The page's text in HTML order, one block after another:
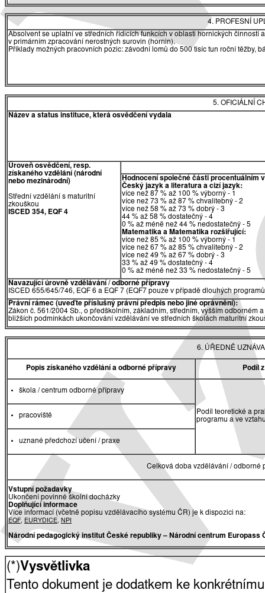
4. PROFESNÍ
Absolvent se uplatní ve středních řídicích funkcích v oblasti hornických
v primárním zpracování nerostných surovin (hornin).
Příklady možných pracovních pozic: závodní lomů do 500 tisíc tun roční těžby,
5. OFICIÁLNÍ
Název a status instituce, která osvědčení vydala
Úroveň osvědčení, resp.
získaného vzdělání (národní
nebo mezinárodní)
Střední vzdělání s maturitní
zkouškou
ISCED 354, EQF 4
Hodnocení společné části procentuálním
Český jazyk a literatura a cizí jazyk:
více než 87 % až 100 % výborný - 1
více než 73 % až 87 % chvalitebný - 2
více než 58 % až 73 % dobrý - 3
44 % až 58 % dostatečný - 4
0 % až méně než 44 % nedostatečný - 5
Matematika a Matematika rozšiřující:
více než 85 % až 100 % výborný - 1
více než 67 % až 85 % chvalitebný - 2
více než 49 % až 67 % dobrý - 3
33 % až 49 % dostatečný - 4
0 % až méně než 33 % nedostatečný - 5
Navazující úrovně vzdělávání / odborné přípravy
ISCED 655/645/746, EQF 6 a EQF 7 (EQF7 pouze v případě dlouhých
Právní rámec (uveďte příslušný právní předpis nebo jiné oprávnění):
Zákon č. 561/2004 Sb., o předškolním, základním, středním, vyšším
bližších podmínkách ukončování vzdělávání ve středních školách maturitní
6. ÚŘEDNĚ
Popis získaného vzdělání a odborné přípravy Podíl
škola / centrum odborné přípravy
Podíl teoretické a
programu a ve
pracoviště
uznané předchozí učení / praxe
Celková doba vzdělávání /
Vstupní požadavky
Ukončení povinné školní docházky
Doplňující informace
Více informací (včetně popisu vzdělávacího systému ČR) je k dispozici na:
EQF, EURYDICE, NPI
Národní pedagogický institut České republiky– Národní centrum Europass
(*)Vysvětlivka
Tento dokument je dodatkem ke